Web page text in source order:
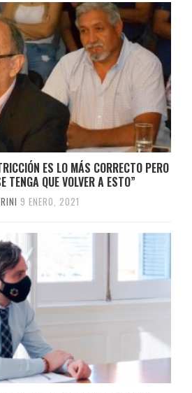
ES LO MÁS CORRECTO PERO
TENGA QUE VOLVER A ESTO”
9 ENERO, 2021